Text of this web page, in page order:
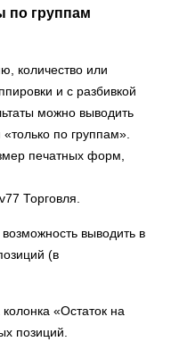
по группам
количество или
и с разбивкой
можно выводить
по группам».
печатных форм,
Торговля.
выводить в
(в
«Остаток на
позиций.